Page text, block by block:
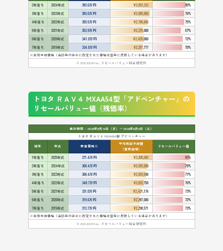
2年落ち 2024年式 383.6万円 ¥3,053,333
80%
3年落ち
2023年式 383.6万円 ¥2,905,000
76%
4年落ち
2022年式 359.5万円 ¥2,706,666
75%
5年落ち
2021年式 353.9万円 ¥2,370,000
67%
6年落ち
2020年式 341.0万円 ¥2,459,000
72%
7年落ち
2019年式 334.8万円 ¥2,357,777
70%
※車両本体価格（当該年の後半に改定された価格は翌年に反映している場合があります）
© 2026 IDOM Inc. リセールバリュー総合研究所
トヨタ ＲＡＶ４ MXAA54型「アドベンチャー」の
リセールバリュー値（残価率）
集計期間：2026年5月10日（日）〜2026年6月6日（土）
トヨタ ＲＡＶ４ MXAA54型 アドベンチャー
経年
年式 新車価格※
平均売却予想額
（買取相場）
リセールバリュー値
1年落ち 2025年式 371.4万円 ¥3,300,000
89%
2年落ち
2024年式 368.4万円 ¥2,925,000
79%
3年落ち
2023年式 368.4万円 ¥2,829,090
77%
4年落ち
2022年式 348.7万円 ¥2,653,750
76%
5年落ち
2021年式 331.0万円 ¥2,421,176
73%
6年落ち
2020年式 319.6万円 ¥2,287,000
72%
7年落ち
2019年式 313.7万円 ¥2,298,571
73%
※車両本体価格（当該年の後半に改定された価格は翌年に反映している場合があります）
© 2026 IDOM Inc. リセールバリュー総合研究所